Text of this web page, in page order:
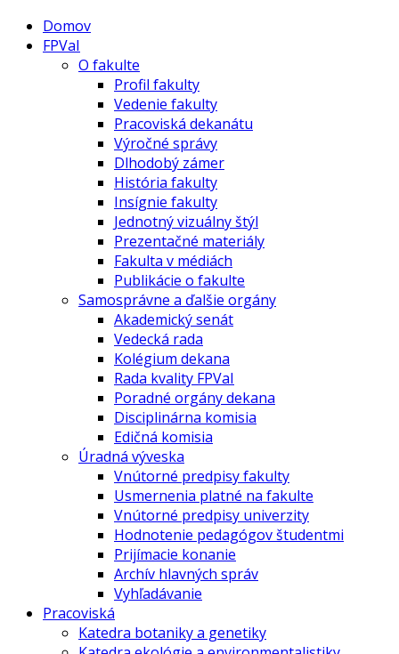
Domov
FPVaI
O fakulte
Profil fakulty
Vedenie fakulty
Pracoviská dekanátu
Výročné správy
Dlhodobý zámer
História fakulty
Insígnie fakulty
Jednotný vizuálny štýl
Prezentačné materiály
Fakulta v médiách
Publikácie o fakulte
Samosprávne a ďalšie orgány
Akademický senát
Vedecká rada
Kolégium dekana
Rada kvality FPVaI
Poradné orgány dekana
Disciplinárna komisia
Edičná komisia
Úradná výveska
Vnútorné predpisy fakulty
Usmernenia platné na fakulte
Vnútorné predpisy univerzity
Hodnotenie pedagógov študentmi
Prijímacie konanie
Archív hlavných správ
Vyhľadávanie
Pracoviská
Katedra botaniky a genetiky